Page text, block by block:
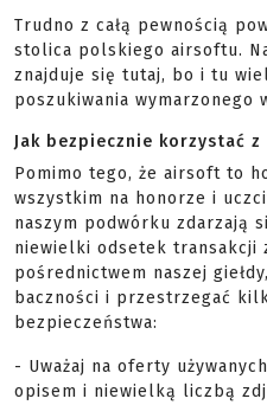
Trudno z całą pewnością
stolica polskiego airsoftu.
znajduje się tutaj, bo i tu
poszukiwania wymarzonego
Jak bezpiecznie korzystać z
Pomimo tego, że airsoft to
wszystkim na honorze i
naszym podwórku zdarzają
niewielki odsetek transakcji
pośrednictwem naszej
baczności i przestrzegać
bezpieczeństwa:
- Uważaj na oferty
opisem i niewielką liczbą